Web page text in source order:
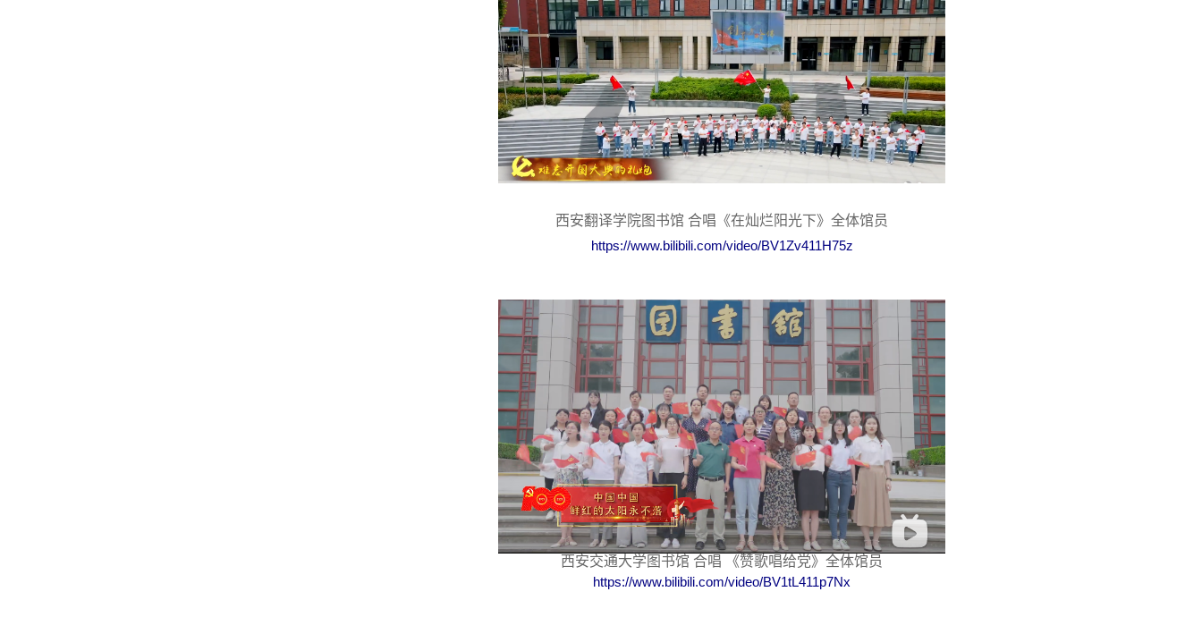
西安翻译学院图书馆 合唱《在灿烂阳光下》全体馆员
https://www.bilibili.com/video/BV1Zv411H75z
西安交通大学图书馆 合唱 《赞歌唱给党》全体馆员
https://www.bilibili.com/video/BV1tL411p7Nx